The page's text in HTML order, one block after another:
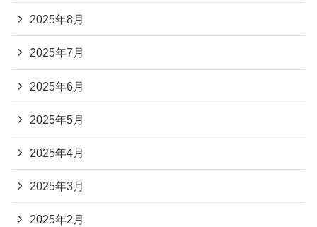
2025年8月
2025年7月
2025年6月
2025年5月
2025年4月
2025年3月
2025年2月